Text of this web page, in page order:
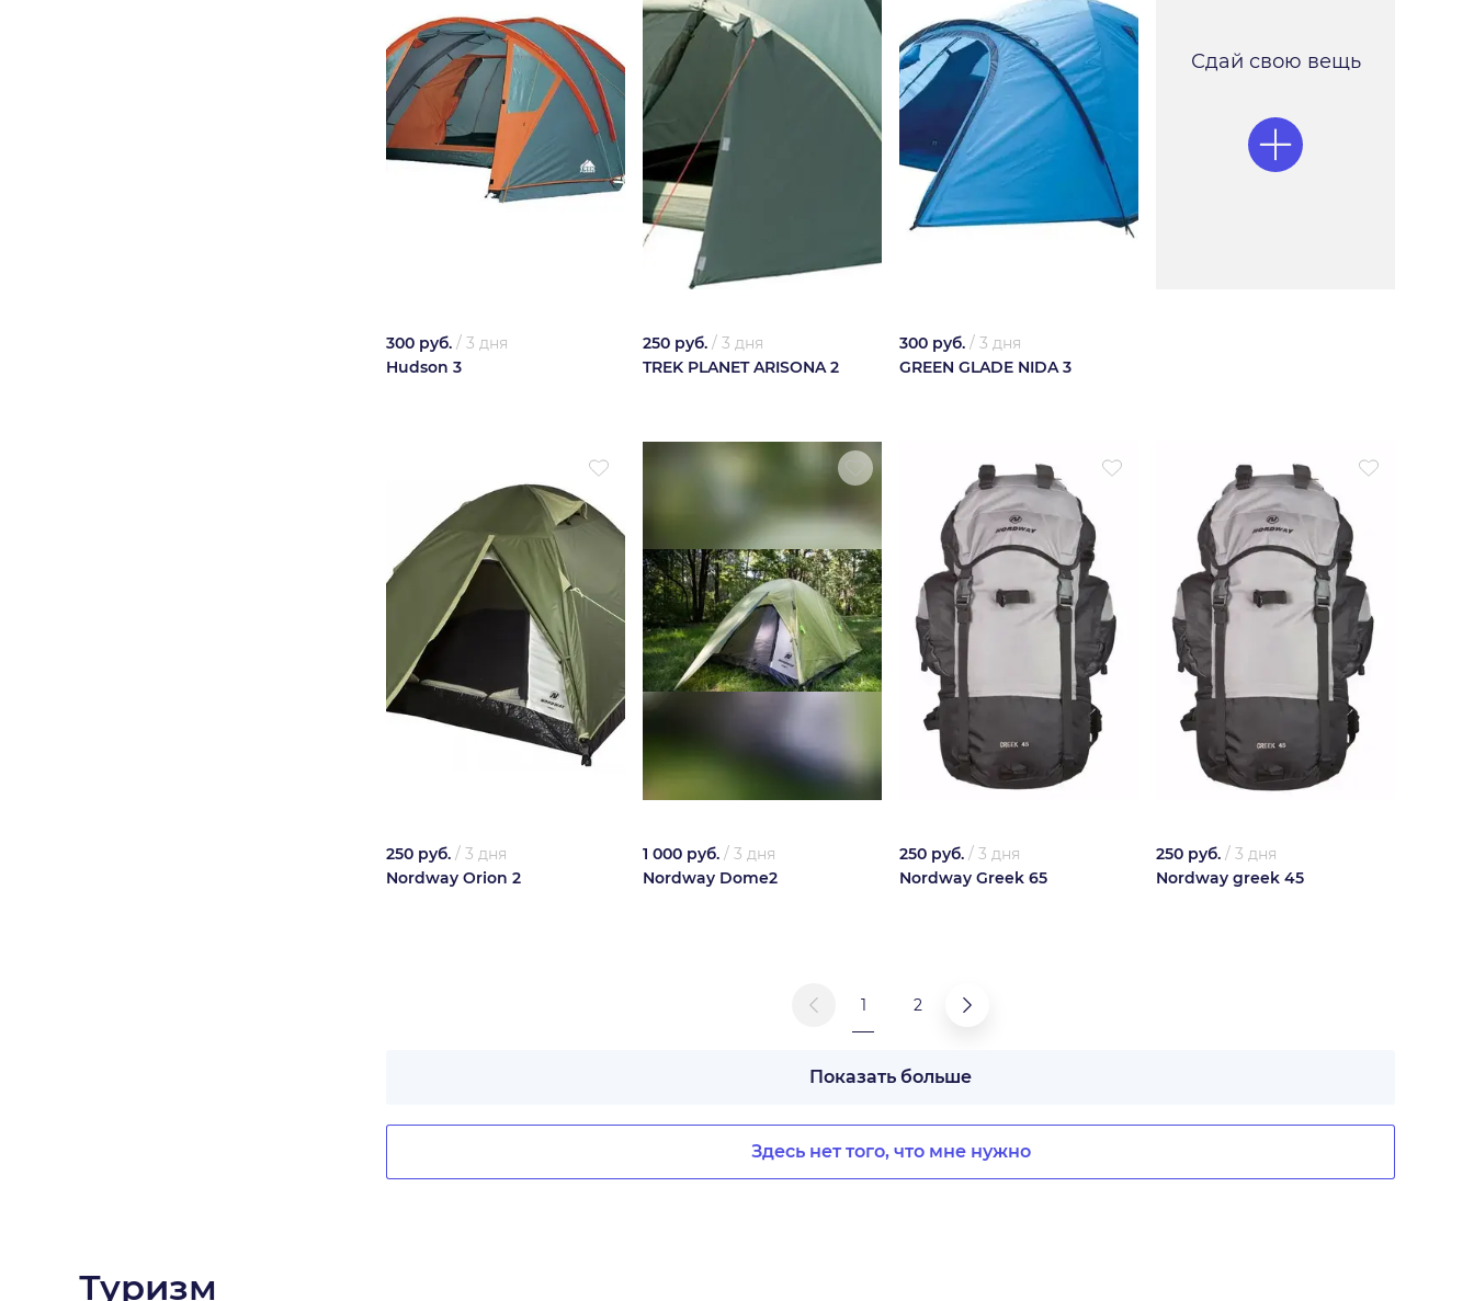
300 руб. / 3 дня
Hudson 3
250 руб. / 3 дня
TREK PLANET ARISONA 2
300 руб. / 3 дня
GREEN GLADE NIDA 3
Сдай свою вещь
250 руб. / 3 дня
Nordway Orion 2
1 000 руб. / 3 дня
Nordway Dome2
250 руб. / 3 дня
Nordway Greek 65
250 руб. / 3 дня
Nordway greek 45
1 2
Показать больше
Здесь нет того, что мне нужно
Туризм